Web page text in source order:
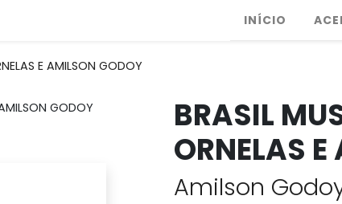
INÍCIO
E AMILSON GODOY
BRASIL
ORNELAS
Amilson